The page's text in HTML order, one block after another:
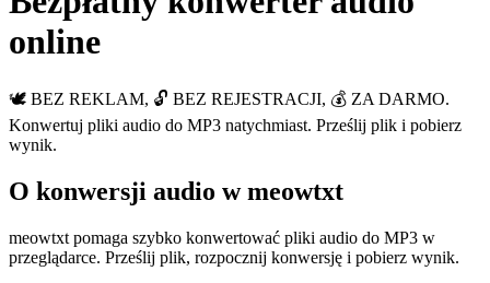
online
🕊️ BEZ REKLAM, 🔓 BEZ REJESTRACJI, 💰 ZA DARMO.
Konwertuj pliki audio do MP3 natychmiast. Prześlij plik i pobierz
wynik.
O konwersji audio w meowtxt
meowtxt pomaga szybko konwertować pliki audio do MP3 w
przeglądarce. Prześlij plik, rozpocznij konwersję i pobierz wynik.